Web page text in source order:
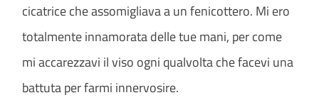
cicatrice che assomigliava a un fenicottero. Mi ero
totalmente innamorata delle tue mani, per come
mi accarezzavi il viso ogni qualvolta che facevi una
battuta per farmi innervosire.